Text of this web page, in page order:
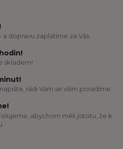
dopravu zaplatíme za Vás.
skladem!
rádi Vám se vším poradíme.
abychom měli jistotu, že k